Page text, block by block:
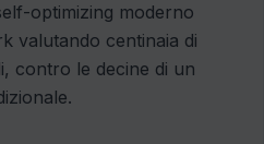
optimizing moderno
valutando centinaia di
contro le decine di un